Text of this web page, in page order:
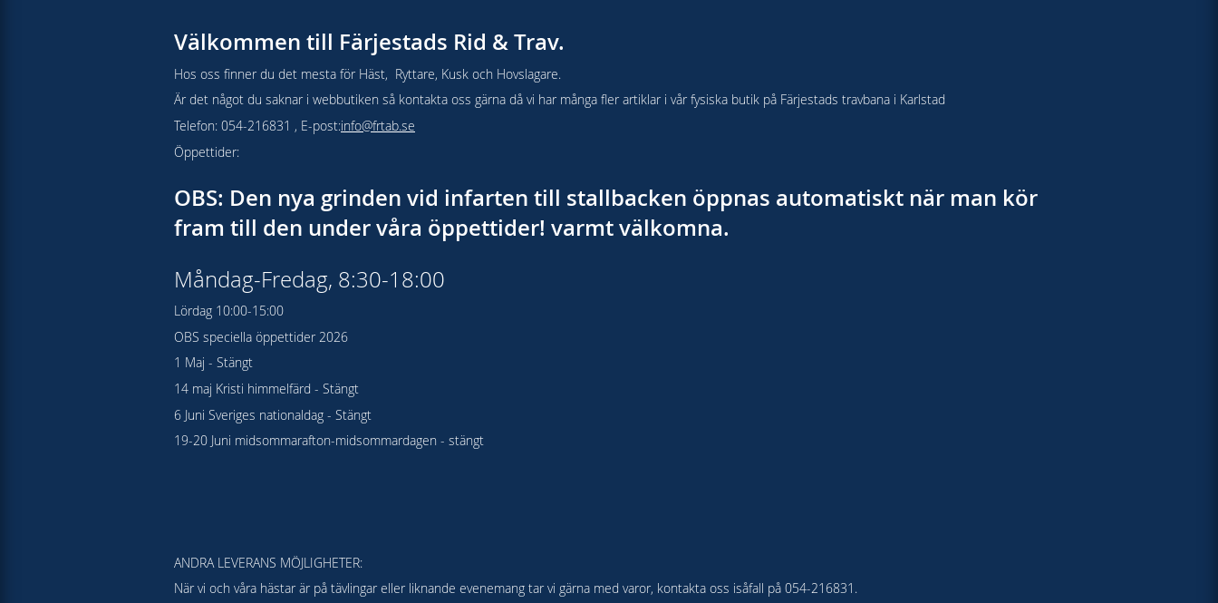
Välkommen till Färjestads Rid & Trav.
Hos oss finner du det mesta för Häst, Ryttare, Kusk och Hovslagare.
Är det något du saknar i webbutiken så kontakta oss gärna då vi har många fler artiklar i vår fysiska butik på Färjestads travbana i Karlstad
Telefon: 054-216831 , E-post:info@frtab.se
Öppettider:
OBS: Den nya grinden vid infarten till stallbacken öppnas automatiskt när man kör
fram till den under våra öppettider! varmt välkomna.
Måndag-Fredag, 8:30-18:00
Lördag 10:00-15:00
OBS speciella öppettider 2026
1 Maj - Stängt
14 maj Kristi himmelfärd - Stängt
6 Juni Sveriges nationaldag - Stängt
19-20 Juni midsommarafton-midsommardagen - stängt
ANDRA LEVERANS MÖJLIGHETER:
När vi och våra hästar är på tävlingar eller liknande evenemang tar vi gärna med varor, kontakta oss isåfall på 054-216831.